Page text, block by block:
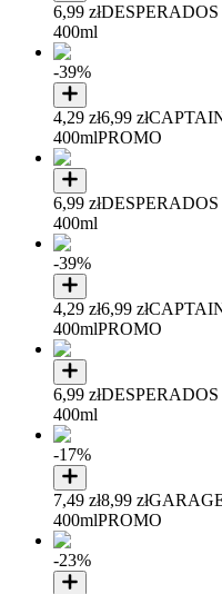
6,99 złDESPERADOS
400ml
-39%
4,29 zł6,99 zł
400mlPROMO
6,99 złDESPERADOS
400ml
-39%
4,29 zł6,99 zł
400mlPROMO
6,99 złDESPERADOS
400ml
-17%
7,49 zł8,99 zł
400mlPROMO
-23%